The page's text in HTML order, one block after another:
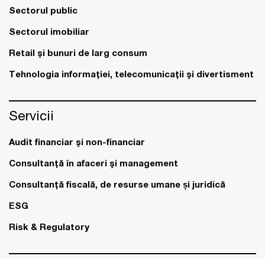
Sectorul public
Sectorul imobiliar
Retail şi bunuri de larg consum
Tehnologia informaţiei, telecomunicaţii şi divertisment
Servicii
Audit financiar şi non-financiar
Consultanţă în afaceri şi management
Consultanţă fiscală, de resurse umane și juridică
ESG
Risk & Regulatory